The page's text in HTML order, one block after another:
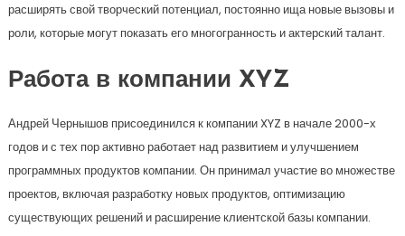
расширять свой творческий потенциал, постоянно ища новые вызовы и
роли, которые могут показать его многогранность и актерский талант.
Работа в компании XYZ
Андрей Чернышов присоединился к компании XYZ в начале 2000-х
годов и с тех пор активно работает над развитием и улучшением
программных продуктов компании. Он принимал участие во множестве
проектов, включая разработку новых продуктов, оптимизацию
существующих решений и расширение клиентской базы компании.